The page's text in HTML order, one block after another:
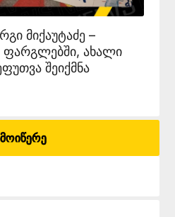
მიქაუტაძე –
ახალი
შეიქმნა